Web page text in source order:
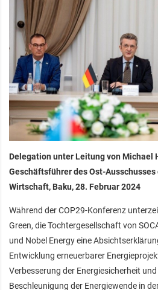
Delegation unter Leitung von Michael
Geschäftsführer des Ost-Ausschusses
Wirtschaft, Baku, 28. Februar 2024
Während der COP29-Konferenz
Green, die Tochtergesellschaft von
und Nobel Energy eine
Entwicklung erneuerbarer
Verbesserung der Energiesicherheit
Beschleunigung der Energiewende in